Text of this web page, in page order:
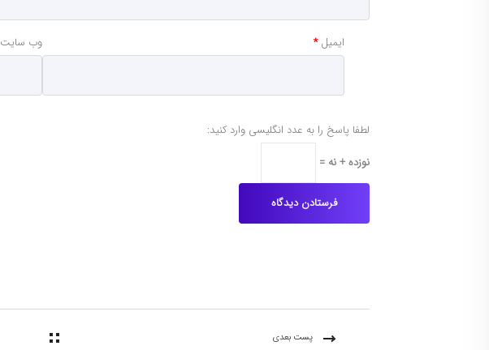
ایمیل* وب‌ سایت
لطفا پاسخ را به عدد انگلیسی وارد کنید:
نوزده + نه =
پست بعدی